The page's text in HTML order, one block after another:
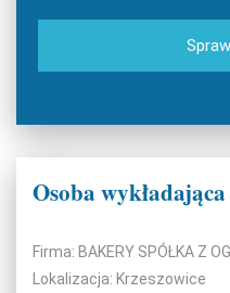
Lokalizacja: Krzeszowice